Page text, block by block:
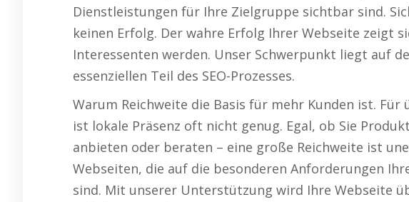
Dienstleistungen für Ihre Zielgruppe sichtbar sind.
keinen Erfolg. Der wahre Erfolg Ihrer Webseite zeigt
Interessenten werden. Unser Schwerpunkt liegt auf
essenziellen Teil des SEO-Prozesses.
Warum Reichweite die Basis für mehr Kunden ist.
ist lokale Präsenz oft nicht genug. Egal, ob Sie
anbieten oder beraten – eine große Reichweite ist
Webseiten, die auf die besonderen Anforderungen
sind. Mit unserer Unterstützung wird Ihre Webseite